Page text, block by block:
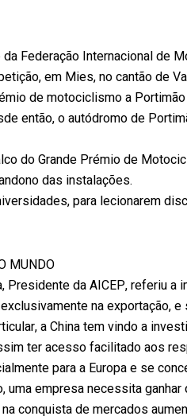
Federação Internacional de
em Mies, no cantão de
de motociclismo a
então, o autódromo de
do Grande Prémio de
das instalações.
para lecionarem
MUNDO
da AICEP, referiu a
na exportação,
a China tem vindo a
ter acesso facilitado aos
para a Europa e se
empresa necessita
conquista de mercados